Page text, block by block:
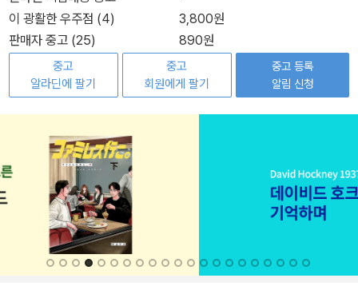
이 광활한 우주점 (4)
3,800원
판매자 중고 (25)
890원
중고
알라딘에 팔기
중고
회원에게 팔기
중고 등록
알림 신청